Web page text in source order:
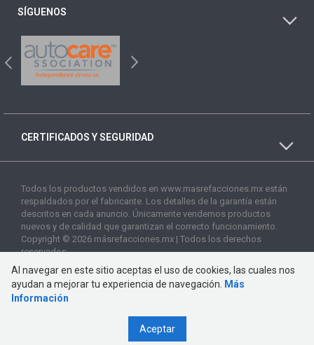
SÍGUENOS
CERTIFICADOS Y SEGURIDAD
Todos los productos vendidos en www.masrefacciones.mx están
respaldados por el fabricante. Los detalles de la garantía están
descritos en cada anuncio. Únicamente vendemos productos
nuevos y de calidad que garantizan el correcto funcionamiento.
Copyright © 2026 másrefacciones.mx | Todos los derechos
reservados
Al navegar en este sitio aceptas el uso de cookies, las cuales nos
ayudan a mejorar tu experiencia de navegación.
Más
Información
Aceptar